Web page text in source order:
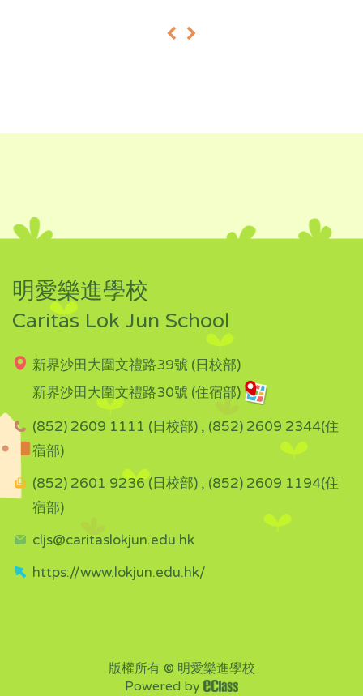
« »
明愛樂進學校
Caritas Lok Jun School
新界沙田大圍文禮路39號 (日校部)
新界沙田大圍文禮路30號 (住宿部)
(852) 2609 1111 (日校部) , (852) 2609 2344(住
宿部)
(852) 2601 9236 (日校部) , (852) 2609 1194(住
宿部)
cljs@caritaslokjun.edu.hk
https://www.lokjun.edu.hk/
版權所有 © 明愛樂進學校
Powered by